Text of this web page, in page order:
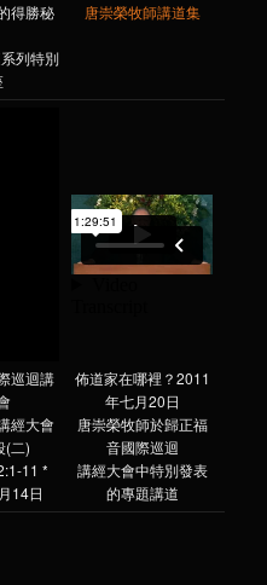
得勝秘
列特別
唐崇榮牧師講道集
巡迴講
經大會
(二)
11 *
14日
佈道家在哪裡？2011
年七月20日
唐崇榮牧師於歸正福
音國際巡迴
講經大會中特別發表
的專題講道